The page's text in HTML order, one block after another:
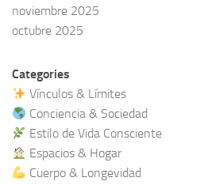
noviembre 2025
octubre 2025
Categories
Vínculos & Límites
Conciencia & Sociedad
Estilo de Vida Consciente
Espacios & Hogar
Cuerpo & Longevidad